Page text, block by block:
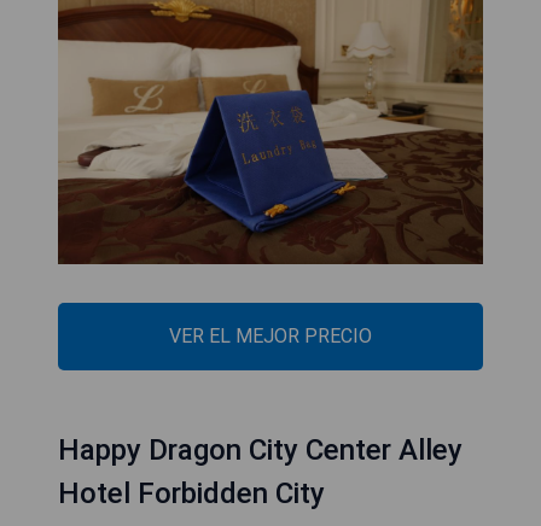
VER EL MEJOR PRECIO
Happy Dragon City Center Alley
Hotel Forbidden City